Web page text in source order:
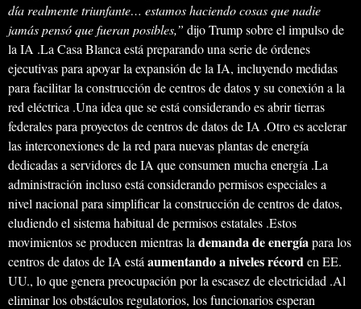
día realmente triunfante… estamos haciendo cosas que nadie
jamás pensó que fueran posibles,” dijo Trump sobre el impulso de
la IA .La Casa Blanca está preparando una serie de órdenes
ejecutivas para apoyar la expansión de la IA, incluyendo medidas
para facilitar la construcción de centros de datos y su conexión a la
red eléctrica .Una idea que se está considerando es abrir tierras
federales para proyectos de centros de datos de IA .Otro es acelerar
las interconexiones de la red para nuevas plantas de energía
dedicadas a servidores de IA que consumen mucha energía .La
administración incluso está considerando permisos especiales a
nivel nacional para simplificar la construcción de centros de datos,
eludiendo el sistema habitual de permisos estatales .Estos
movimientos se producen mientras la demanda de energíapara los
centros de datos de IA está aumentando a niveles récorden EE.
UU., lo que genera preocupación por la escasez de electricidad .Al
eliminar los obstáculos regulatorios, los funcionarios esperan